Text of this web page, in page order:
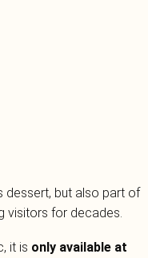
dessert, but also part of
visitors for decades.
it is only available at